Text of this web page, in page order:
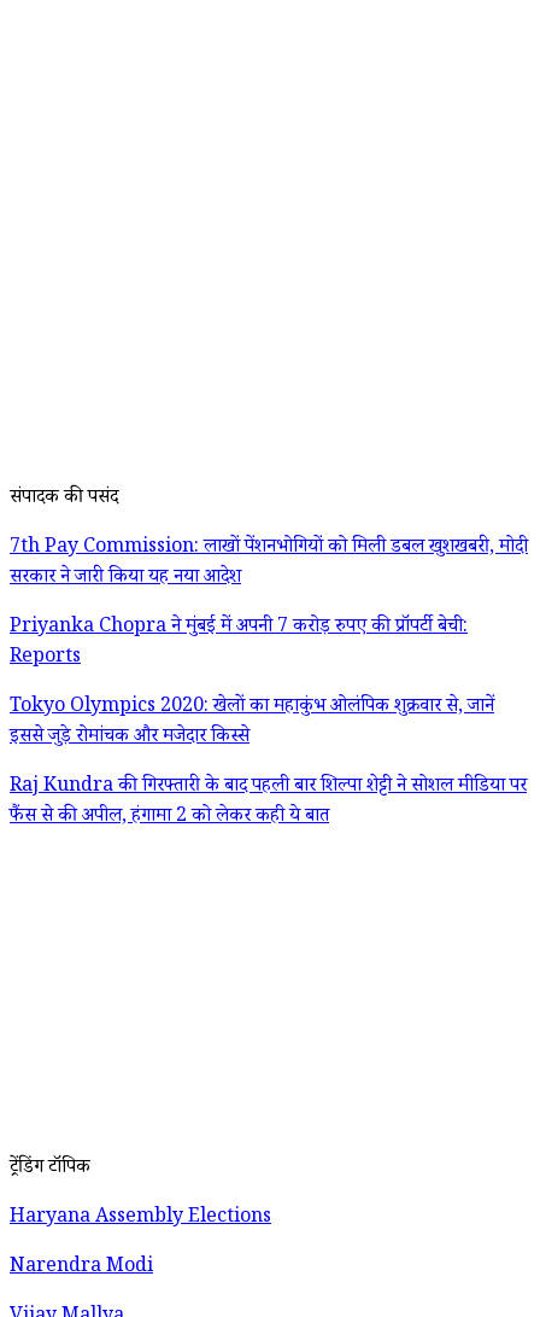
संपादक की पसंद
7th Pay Commission: लाखों पेंशनभोगियों को मिली डबल खुशखबरी, मोदी
सरकार ने जारी किया यह नया आदेश
Priyanka Chopra ने मुंबई में अपनी 7 करोड़ रुपए की प्रॉपर्टी बेची:
Reports
Tokyo Olympics 2020: खेलों का महाकुंभ ओलंपिक शुक्रवार से, जानें
इससे जुड़े रोमांचक और मजेदार किस्से
Raj Kundra की गिरफ्तारी के बाद पहली बार शिल्पा शेट्टी ने सोशल मीडिया पर
फैंस से की अपील, हंगामा 2 को लेकर कही ये बात
ट्रेंडिंग टॉपिक
Haryana Assembly Elections
Narendra Modi